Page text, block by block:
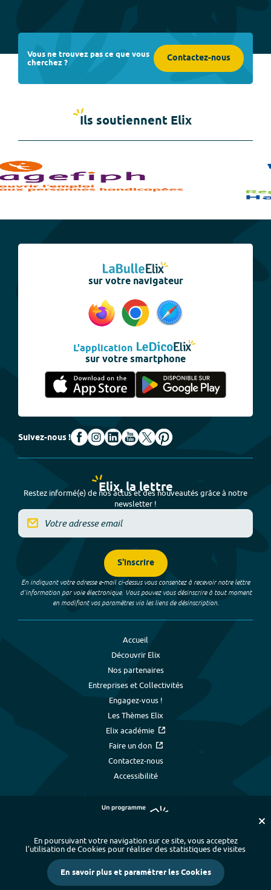
Vous ne trouvez pas ce que vous
cherchez ? Contactez-nous
Ils soutiennent Elix
sur votre navigateur
L'application
sur votre smartphone
Suivez-nous !
Elix, la lettre
Restez informé(e) de nos actus et des nouveautés grâce à notre
newsletter !
S'inscrire
En indiquant votre adresse e-mail ci-dessus vous consentez à recevoir notre lettre
d’information par voie électronique. Vous pouvez vous désinscrire à tout moment
en modifiant vos paramètres via les liens de désinscription.
Accueil
Découvrir Elix
Nos partenaires
Entreprises et Collectivités
Engagez-vous !
Les Thèmes Elix
Elix académie
Faire un don
Contactez-nous
Accessibilité
Plan du site - Index alphabétique
-
Mentions légales et données personnelles
- Paramétrer les cookies
Crédits
En poursuivant votre navigation sur ce site, vous acceptez
l’utilisation de Cookies pour réaliser des statistiques de visites
En savoir plus et paramétrer les Cookies